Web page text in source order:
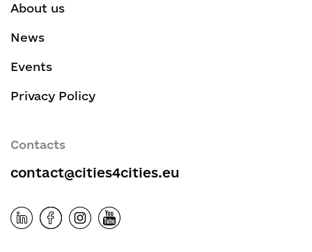
About us
News
Events
Privacy Policy
Contacts
contact@cities4cities.eu